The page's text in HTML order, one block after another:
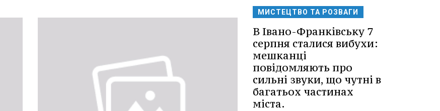
МИСТЕЦТВО ТА РОЗВАГИ
В Івано-Франківську 7
серпня сталися вибухи:
мешканці
повідомляють про
сильні звуки, що чутні в
багатьох частинах
міста.